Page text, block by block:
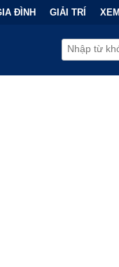
ĐÌNH GIẢI TRÍ